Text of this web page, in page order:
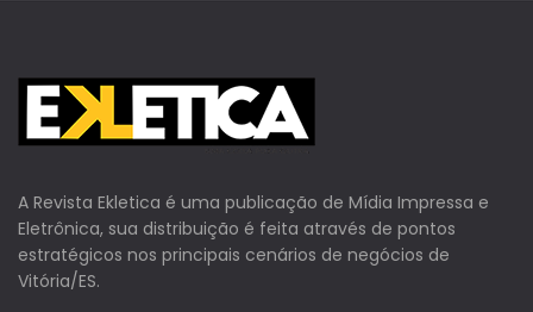
A Revista Ekletica é uma publicação de Mídia Impressa e
Eletrônica, sua distribuição é feita através de pontos
estratégicos nos principais cenários de negócios de
Vitória/ES.